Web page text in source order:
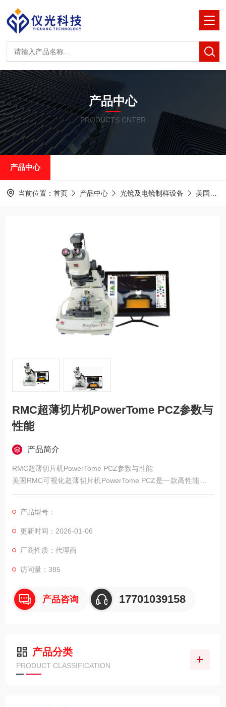
产品中心
PRODUCTS CNTER
产品中心
当前位置： 首页 产品中心 光镜及电镜制样设备 美国RMC半薄&超薄切片机
RMC超薄切片机PowerTome PCZ参数与
性能
产品简介
RMC超薄切片机PowerTome PCZ参数与性能
美国RMC可视化超薄切片机PowerTome PCZ是一款高性能的超
薄切片设备，具备多种优良的功能和性能。该设备采用优良的光
产品型号：
更新时间：2026-01-06
厂商性质：代理商
访问量：385
产品咨询 17701039158
产品分类
PRODUCT CLASSIFICATION